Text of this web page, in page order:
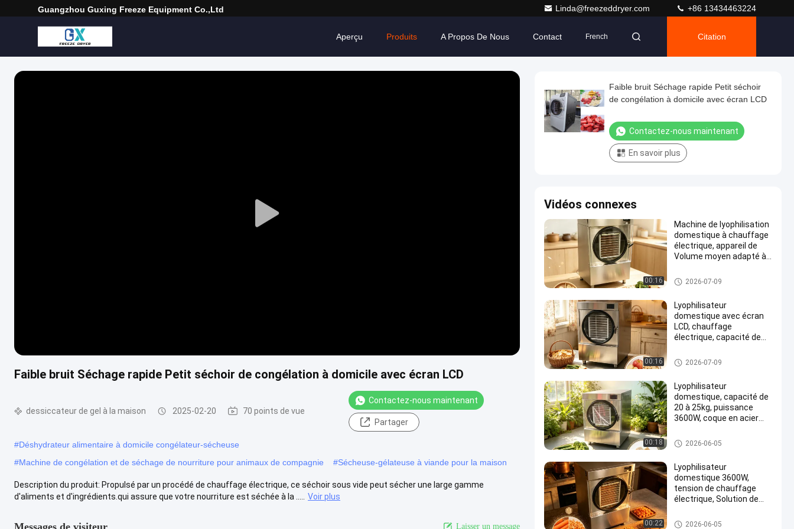
Guangzhou Guxing Freeze Equipment Co.,Ltd Linda@freezeddryer.com +86 13434463224
Aperçu Produits A Propos De Nous Contact French Citation
Play
Faible bruit Séchage rapide Petit séchoir de congélation à domicile avec écran LCD
dessiccateur de gel à la maison 2025-02-20 70 points de vue
Contactez-nous maintenant
Partager
#Déshydrateur alimentaire à domicile congélateur-sécheuse
#Machine de congélation et de séchage de nourriture pour animaux de compagnie #Sécheuse-gélateuse à viande pour la maison
Description du produit: Propulsé par un procédé de chauffage électrique, ce séchoir sous vide peut sécher une large gamme
d'aliments et d'ingrédients.qui assure que votre nourriture est séchée à la .....
Voir plus
Messages de visiteur Laisser un message
Faible bruit Séchage rapide Petit séchoir
de congélation à domicile avec écran LCD
Contactez-nous maintenant
En savoir plus
Vidéos connexes
00:16
Machine de lyophilisation
domestique à chauffage
électrique, appareil de
Volume moyen adapté à
Fruits, légumes et
viandes
dessiccateur de gel à la maiso
n
2026-07-09
00:16
Lyophilisateur
domestique avec écran
LCD, chauffage
électrique, capacité de
conservation des
aliments et au laboratoire
dessiccateur de gel à la maiso
n
2026-07-09
00:18
Lyophilisateur
domestique, capacité de
20 à 25kg, puissance
3600W, coque en acier
adapté à la conservation
et au stockage des
dessiccateur de gel à la maiso
n
2026-06-05
00:22
Lyophilisateur
domestique 3600W,
tension de chauffage
électrique, Solution de
légumes et aliments pour
dessiccateur de gel à la maiso
2026-06-05